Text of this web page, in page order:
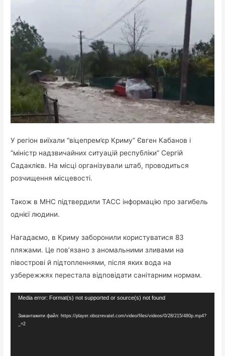
У регіон виїхали “віцепрем’єр Криму” Євген Кабанов і
“міністр надзвичайних ситуацій республіки” Сергій
Садаклієв. На місці організували штаб, проводиться
розчищення місцевості.
Також в МНС підтвердили ТАСС інформацію про загибель
однієї людини.
Нагадаємо, в Криму заборонили користуватися 83
пляжами. Це пов’язано з аномальними зливами на
півострові й підтопленнями, після яких вода на
узбережжях перестала відповідати санітарним нормам.
Відеопрогравач
Media error: Format(s) not supported or source(s) not found
Завантажити файл: https://player.obozrevatel.com/video/files/videos/0/28/215/480p.mp4?
_=2